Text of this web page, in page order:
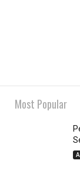
Most Popular